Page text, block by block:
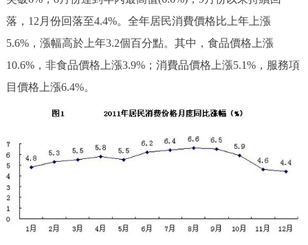
落，12月份回落至4.4%。全年居民消費價格比上年上漲
5.6%，漲幅高於上年3.2個百分點。其中，食品價格上漲
10.6%，非食品價格上漲3.9%；消費品價格上漲5.1%，服務項
目價格上漲6.4%。